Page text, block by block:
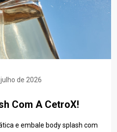
de 2026
Com A CetroX!
e embale body splash com